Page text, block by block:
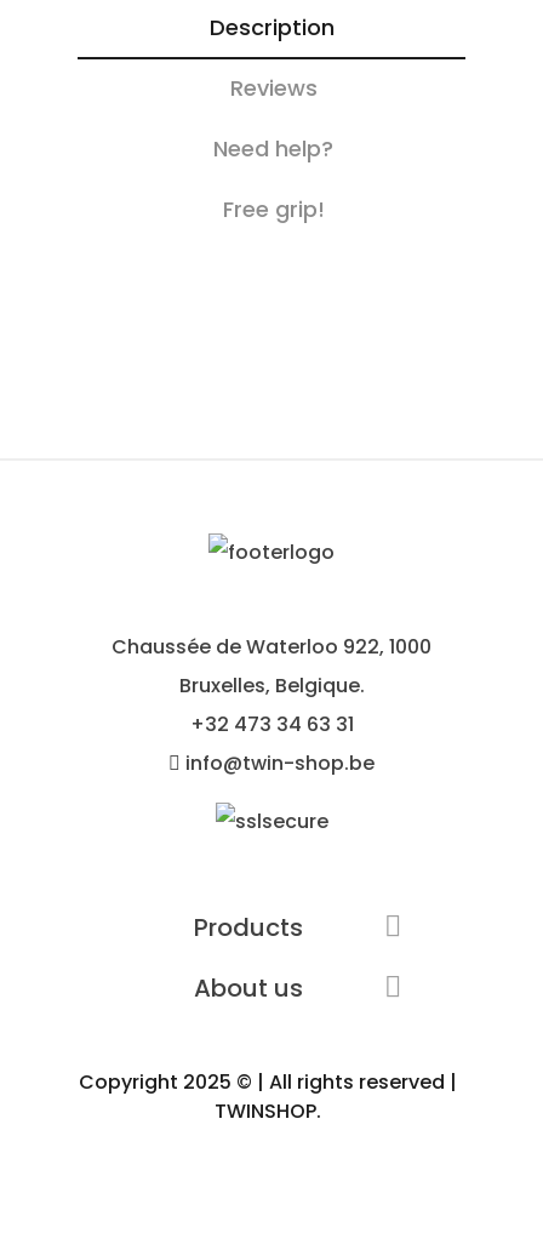
Description
Reviews
Need help?
Free grip!
Chaussée de Waterloo 922, 1000
Bruxelles, Belgique.
+32 473 34 63 31
info@twin-shop.be
Products 
About us 
Copyright 2025 © | All rights reserved |
TWINSHOP.